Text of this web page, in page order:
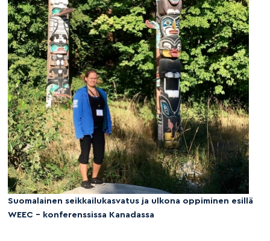
Suomalainen seikkailukasvatus ja ulkona oppiminen esillä
WEEC – konferenssissa Kanadassa